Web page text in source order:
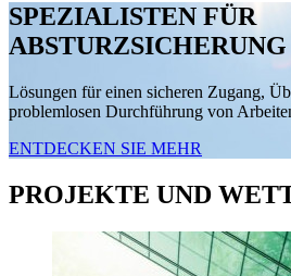
SPEZIALISTEN FÜR
ABSTURZSICHERUNG
Lösungen für einen sicheren Zugang,
problemlosen Durchführung von
ENTDECKEN SIE MEHR
PROJEKTE UND